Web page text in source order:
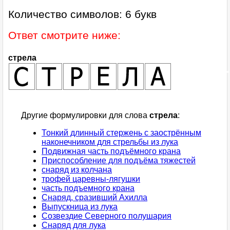
Количество символов: 6 букв
Ответ смотрите ниже:
стрела
Другие формулировки для слова стрела:
Тонкий длинный стержень с заострённым
наконечником для стрельбы из лука
Подвижная часть подъёмного крана
Приспособление для подъёма тяжестей
снаряд из колчана
трофей царевны-лягушки
часть подъемного крана
Снаряд, сразивший Ахилла
Выпускница из лука
Созвездие Северного полушария
Снаряд для лука